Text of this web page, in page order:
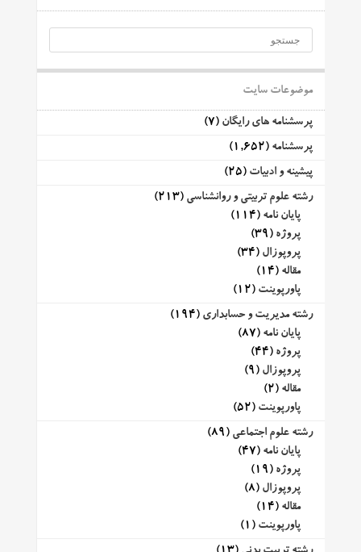
موضوعات سایت
پرسشنامه های رایگان (7)
پرسشنامه (1,652)
پیشینه و ادبیات (25)
رشته علوم تربیتی و روانشناسی (213)
پایان نامه (114)
پروژه (39)
پروپوزال (34)
مقاله (14)
پاورپوینت (12)
رشته مدیریت و حسابداری (194)
پایان نامه (87)
پروژه (44)
پروپوزال (9)
مقاله (2)
پاورپوینت (52)
رشته علوم اجتماعی (89)
پایان نامه (47)
پروژه (19)
پروپوزال (8)
مقاله (14)
پاورپوینت (1)